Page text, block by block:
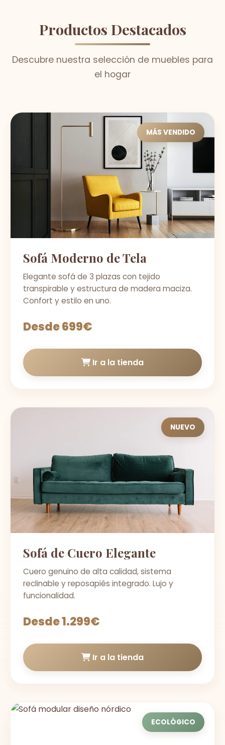
Productos Destacados
Descubre nuestra selección de muebles para
el hogar
MÁS VENDIDO
Sofá Moderno de Tela
Elegante sofá de 3 plazas con tejido
transpirable y estructura de madera maciza.
Confort y estilo en uno.
Desde 699€
Ir a la tienda
NUEVO
Sofá de Cuero Elegante
Cuero genuino de alta calidad, sistema
reclinable y reposapiés integrado. Lujo y
funcionalidad.
Desde 1.299€
Ir a la tienda
ECOLÓGICO